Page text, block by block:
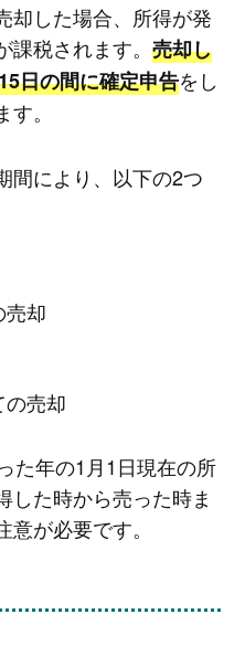
却した場合、所得が発
税されます。 売却し
日の間に確定申告をし
。
間により、以下の2つ
売却
の売却
た年の1月1日現在の所
した時から売った時ま
が必要です。